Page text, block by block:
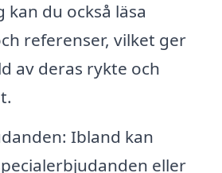
du också läsa
referenser, vilket ger
av deras rykte och
Ibland kan
eller